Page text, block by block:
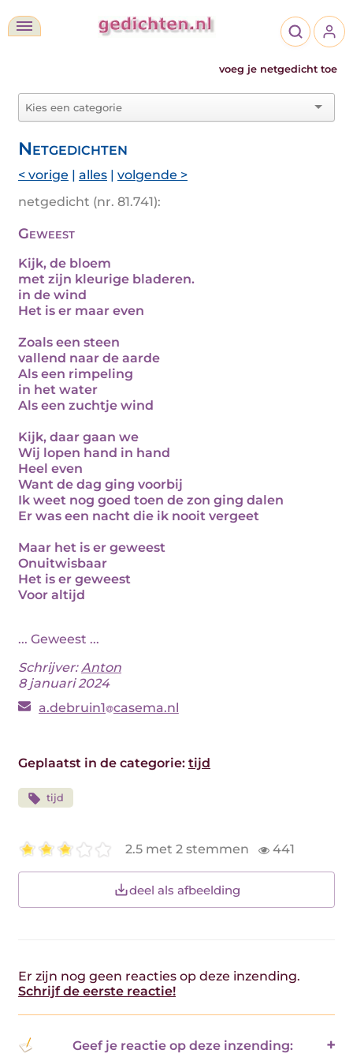
voeg je netgedicht toe
Netgedichten
< vorige | alles | volgende >
netgedicht (nr. 81.741):
Geweest
Kijk, de bloem
met zijn kleurige bladeren.
in de wind
Het is er maar even
Zoals een steen
vallend naar de aarde
Als een rimpeling
in het water
Als een zuchtje wind
Kijk, daar gaan we
Wij lopen hand in hand
Heel even
Want de dag ging voorbij
Ik weet nog goed toen de zon ging dalen
Er was een nacht die ik nooit vergeet
Maar het is er geweest
Onuitwisbaar
Het is er geweest
Voor altijd
... Geweest ...
Schrijver:Anton
8 januari 2024
a.debruin1 casema.nl
Geplaatst in de categorie: tijd
tijd
2.5 met 2 stemmen 441
deel als afbeelding
Er zijn nog geen reacties op deze inzending.
Schrijf de eerste reactie!
Geef je reactie op deze inzending: